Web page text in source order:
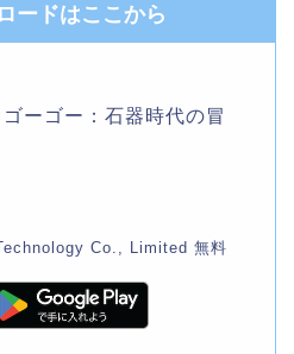
ードはここから
ゴーゴー：石器時代の冒
Co., Limited 無料